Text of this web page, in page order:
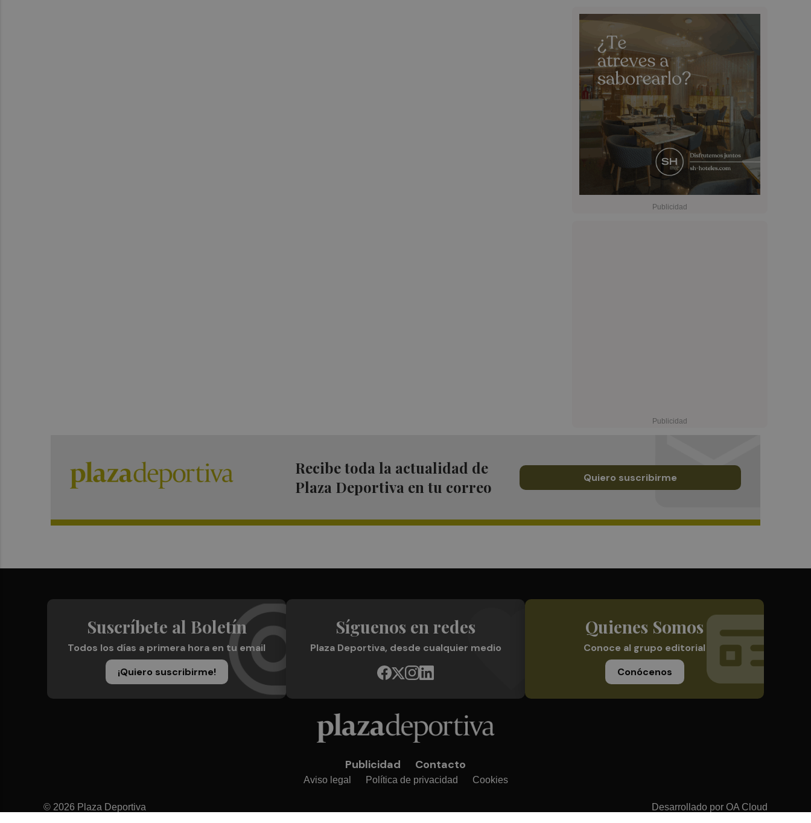
Recibe toda la actualidad de
Plaza Deportiva en tu correo
Quiero suscribirme
Suscríbete al Boletín
Todos los días a primera hora en tu email
¡Quiero suscribirme!
Síguenos en redes
Plaza Deportiva, desde cualquier medio
Quienes Somos
Conoce al grupo editorial
Conócenos
Publicidad Contacto
Aviso legal Política de privacidad Cookies
© 2026 Plaza Deportiva Desarrollado por OA Cloud